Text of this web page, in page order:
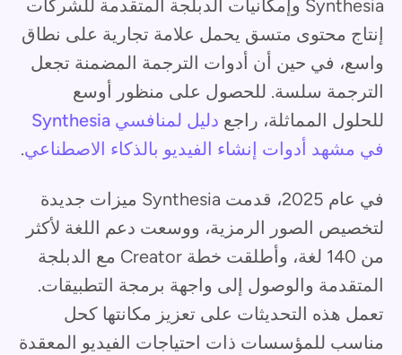
Synthesia وإمكانيات الدبلجة المتقدمة للشركات
إنتاج محتوى متسق يحمل علامة تجارية على نطاق
واسع، في حين أن أدوات الترجمة المضمنة تجعل
الترجمة سلسة. للحصول على منظور أوسع
للحلول المماثلة، راجع
دليل لمنافسي Synthesia
في مشهد أدوات إنشاء الفيديو بالذكاء الاصطناعي.
في عام 2025، قدمت Synthesia ميزات جديدة
لتخصيص الصور الرمزية، ووسعت دعم اللغة لأكثر
من 140 لغة، وأطلقت خطة Creator مع الدبلجة
المتقدمة والوصول إلى واجهة برمجة التطبيقات.
تعمل هذه التحديثات على تعزيز مكانتها كحل
مناسب للمؤسسات ذات احتياجات الفيديو المعقدة